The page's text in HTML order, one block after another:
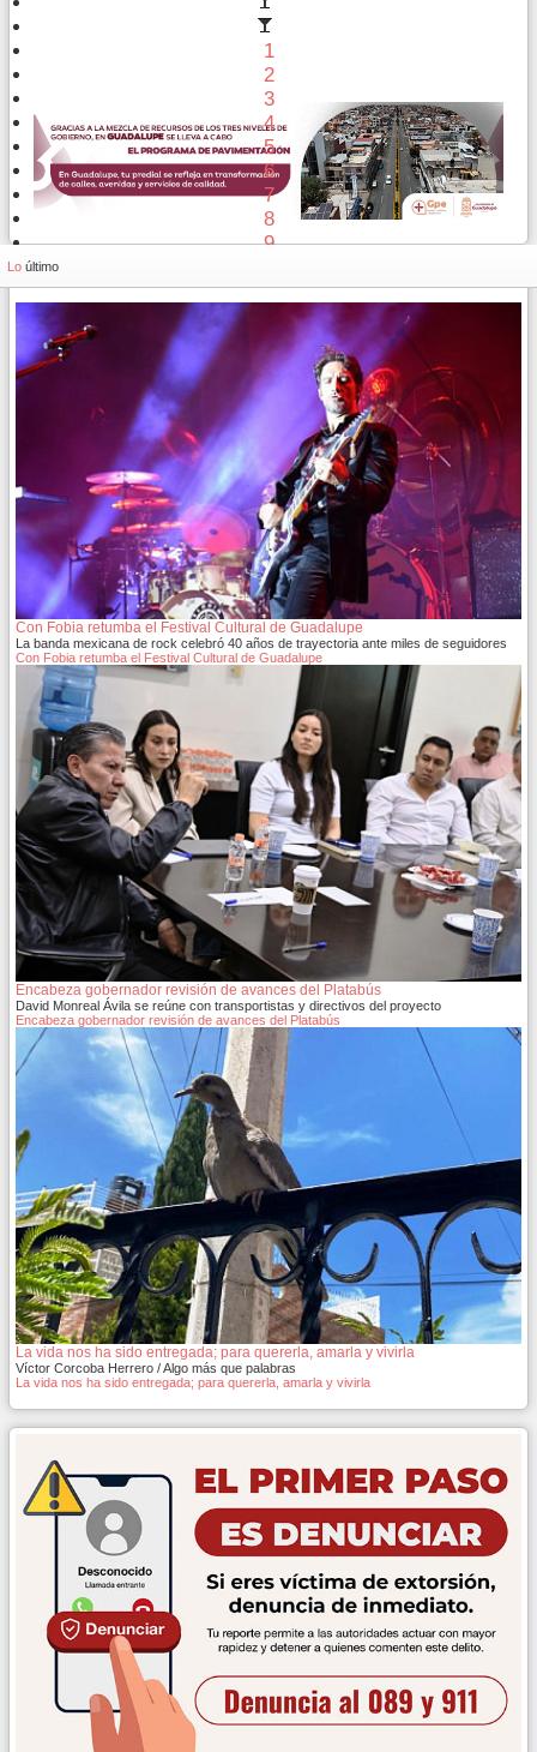
1
2
3
4
5
6
7
8
9
Lo último
Con Fobia retumba el Festival Cultural de Guadalupe
La banda mexicana de rock celebró 40 años de trayectoria ante miles de seguidores
Con Fobia retumba el Festival Cultural de Guadalupe
Encabeza gobernador revisión de avances del Platabús
David Monreal Ávila se reúne con transportistas y directivos del proyecto
Encabeza gobernador revisión de avances del Platabús
La vida nos ha sido entregada; para quererla, amarla y vivirla
Víctor Corcoba Herrero / Algo más que palabras
La vida nos ha sido entregada; para quererla, amarla y vivirla